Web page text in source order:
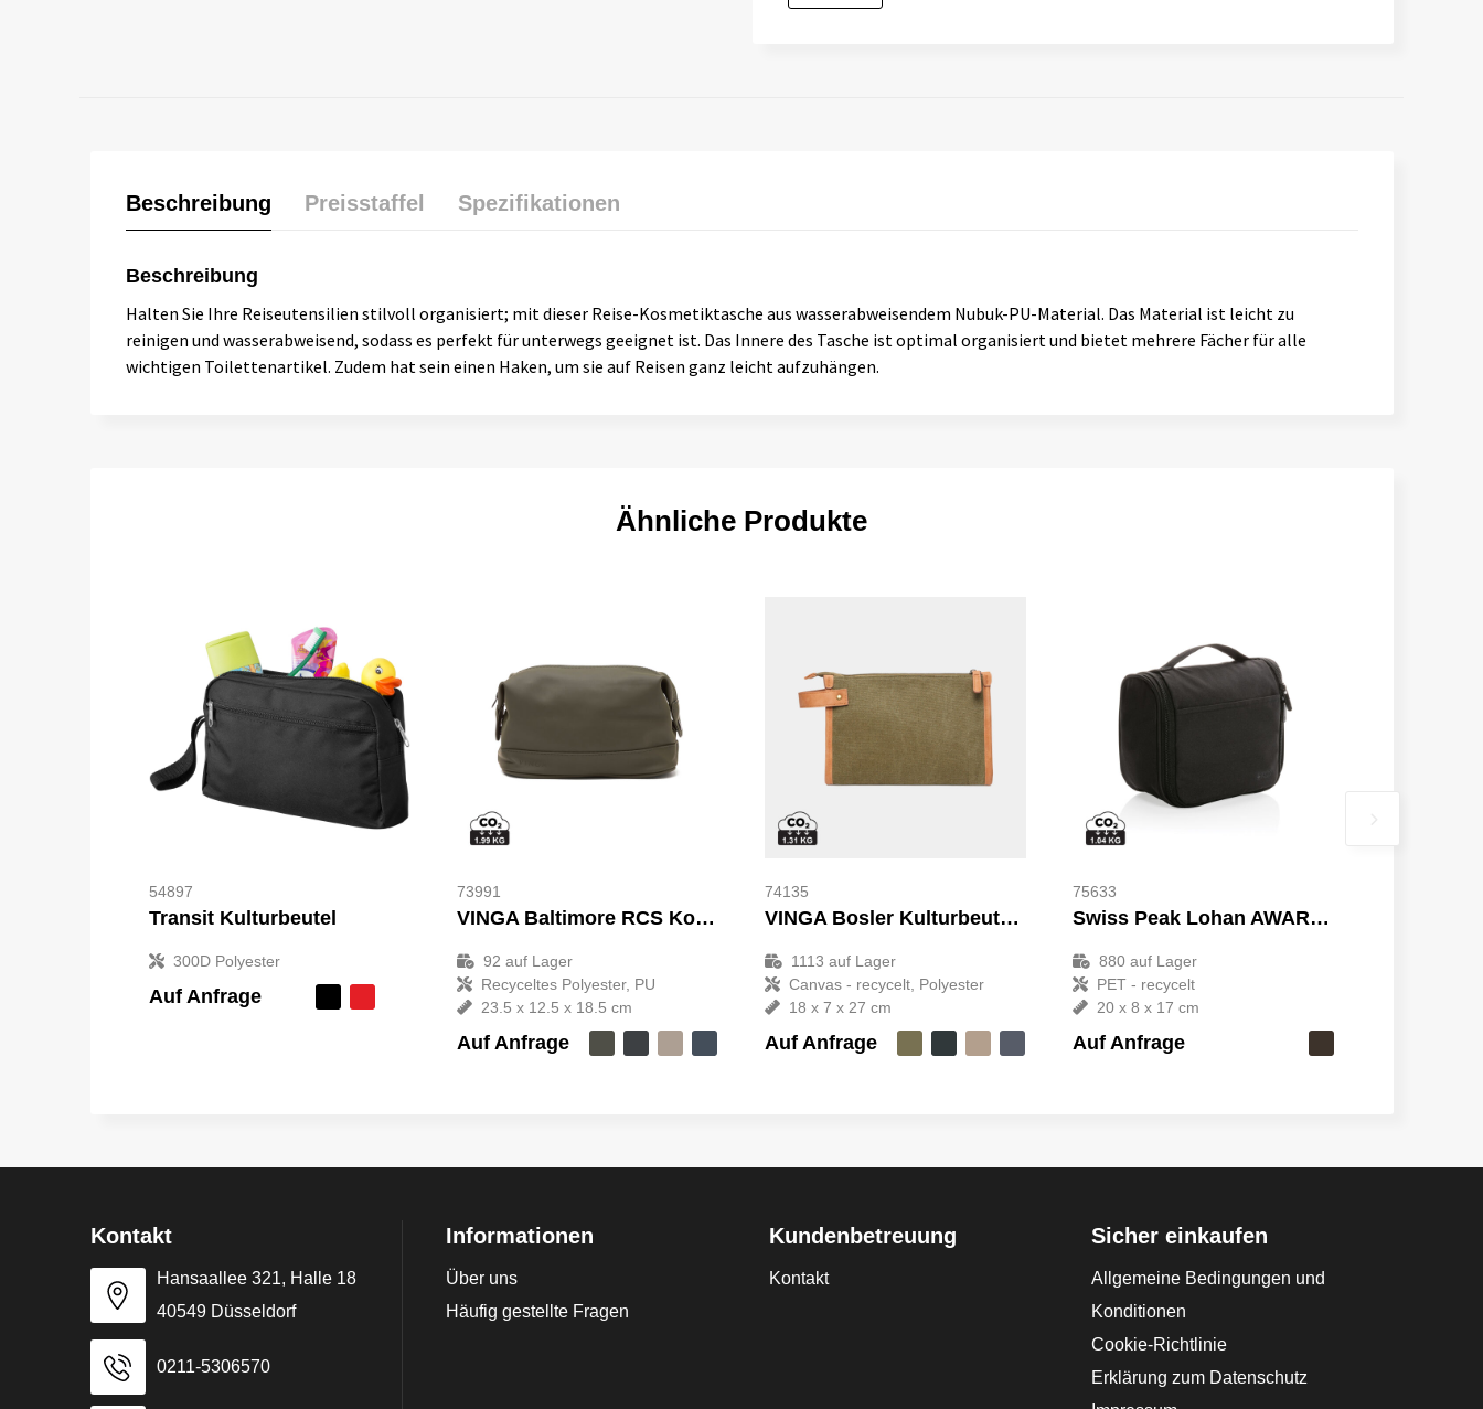
Beschreibung Preisstaffel Spezifikationen
Beschreibung
Halten Sie Ihre Reiseutensilien stilvoll organisiert; mit dieser Reise-Kosmetiktasche aus wasserabweisendem Nubuk-PU-Material. Das Material ist leicht zu
reinigen und wasserabweisend, sodass es perfekt für unterwegs geeignet ist. Das Innere des Tasche ist optimal organisiert und bietet mehrere Fächer für alle
wichtigen Toilettenartikel. Zudem hat sein einen Haken, um sie auf Reisen ganz leicht aufzuhängen.
Ähnliche Produkte
54897
Transit Kulturbeutel
300D Polyester
Auf Anfrage
73991
VINGA Baltimore RCS Kosmetiktasche
92 auf Lager
Recyceltes Polyester, PU
23.5 x 12.5 x 18.5 cm
Auf Anfrage
74135
VINGA Bosler Kulturbeutel aus GRS recyceltem Canvas
1113 auf Lager
Canvas - recycelt, Polyester
18 x 7 x 27 cm
Auf Anfrage
75633
Swiss Peak Lohan AWARE™ Kosmetiktasche
880 auf Lager
PET - recycelt
20 x 8 x 17 cm
Auf Anfrage
Kontakt
Hansaallee 321, Halle 18
40549 Düsseldorf
0211-5306570
Informationen
Über uns
Häufig gestellte Fragen
Kundenbetreuung
Kontakt
Sicher einkaufen
Allgemeine Bedingungen und
Konditionen
Cookie-Richtlinie
Erklärung zum Datenschutz